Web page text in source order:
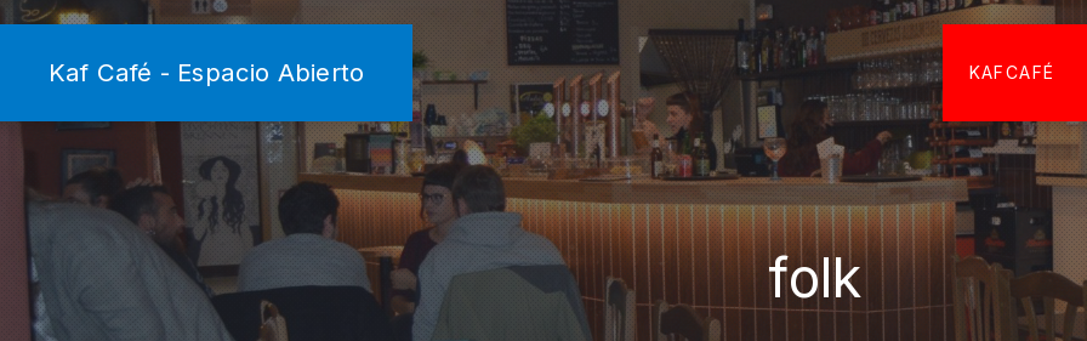
Kaf Café - Espacio Abierto KAFCAFÉ
folk